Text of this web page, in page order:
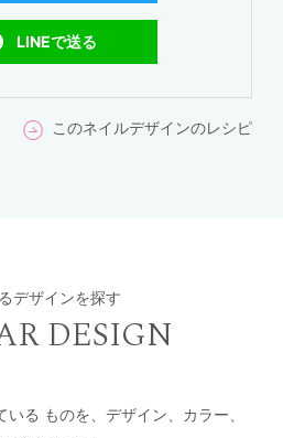
LINEで送る
このネイルデザインのレシピ
デザインを探す
DESIGN
いる ものを、デザイン、カラー、